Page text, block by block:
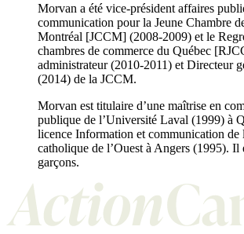
Morvan a été vice-président affaires
communication pour la Jeune Chambre
Montréal [JCCM] (2008-2009) et le
chambres de commerce du Québec
administrateur (2010-2011) et Directeur
(2014) de la JCCM.
Morvan est titulaire d’une maîtrise en
publique de l’Université Laval (1999) à
licence Information et communication de
catholique de l’Ouest à Angers (1995). Il
garçons.